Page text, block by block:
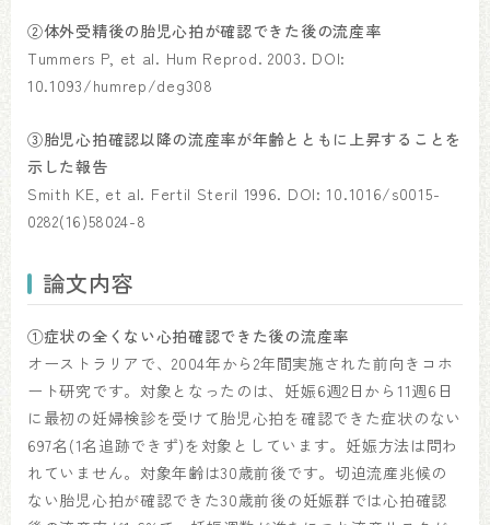
②体外受精後の胎児心拍が確認できた後の流産率
Tummers P, et al. Hum Reprod. 2003. DOI:
10.1093/humrep/deg308
③胎児心拍確認以降の流産率が年齢とともに上昇することを
示した報告
Smith KE, et al. Fertil Steril 1996. DOI: 10.1016/s0015-
0282(16)58024-8
論文内容
①症状の全くない心拍確認できた後の流産率
オーストラリアで、2004年から2年間実施された前向きコホ
ート研究です。対象となったのは、妊娠6週2日から11週6日
に最初の妊婦検診を受けて胎児心拍を確認できた症状のない
697名(1名追跡できず)を対象としています。妊娠方法は問わ
れていません。対象年齢は30歳前後です。切迫流産兆候の
ない胎児心拍が確認できた30歳前後の妊娠群では心拍確認